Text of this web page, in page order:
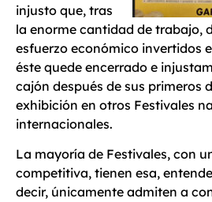
injusto que, tras
la enorme cantidad de trabajo,
esfuerzo económico invertidos
éste quede encerrado e
cajón después de sus primeros
exhibición en otros Festivales
internacionales.
La mayoría de Festivales, con
competitiva, tienen esa,
decir, únicamente admiten a